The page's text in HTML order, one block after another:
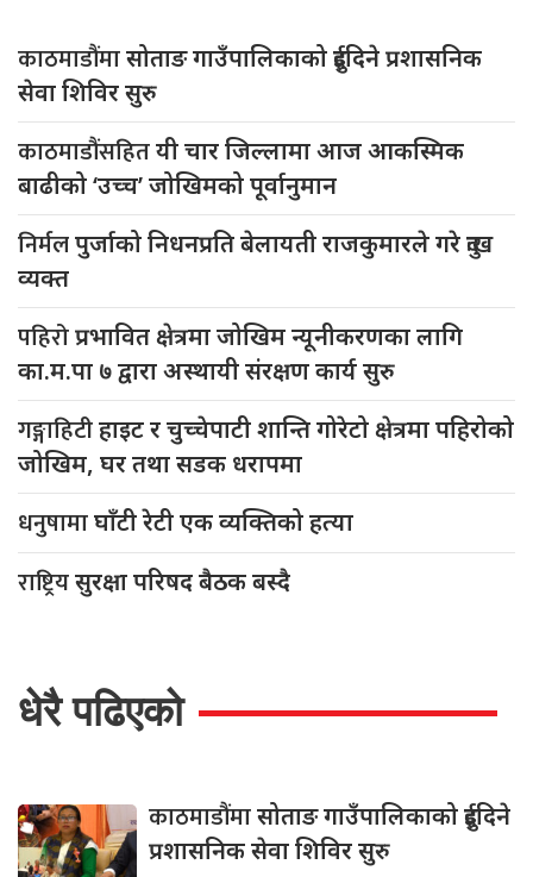
काठमाडौंमासोताङ गाउँपालिकाको दुईदिने प्रशासनिक
सेवा शिविर सुरु
काठमाडौंसहितयी चार जिल्लामा आज आकस्मिक
बाढीको ‘उच्च’ जोखिमको पूर्वानुमान
निर्मलपुर्जाको निधनप्रति बेलायती राजकुमारले गरे दुःख
व्यक्त
पहिरोप्रभावित क्षेत्रमा जोखिम न्यूनीकरणका लागि
का.म.पा ७ द्वारा अस्थायी संरक्षण कार्य सुरु
गङ्गाहिटीहाइट र चुच्चेपाटी शान्ति गोरेटो क्षेत्रमा पहिरोको
जोखिम, घर तथा सडक धरापमा
धनुषामाघाँटी रेटी एक व्यक्तिको हत्या
राष्ट्रियसुरक्षा परिषद बैठक बस्दै
धेरै पढिएको
काठमाडौंमासोताङ गाउँपालिकाको दुईदिने
प्रशासनिक सेवा शिविर सुरु